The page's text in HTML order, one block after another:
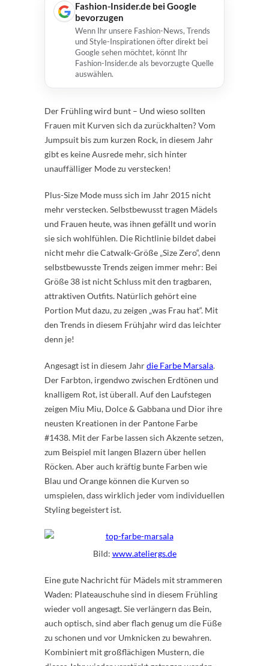
Fashion-Insider.de bei Google
bevorzugen
Wenn Ihr unsere Fashion-News, Trends
und Style-Inspirationen öfter direkt bei
Google sehen möchtet, könnt Ihr
Fashion-Insider.de als bevorzugte Quelle
auswählen.
Der Frühling wird bunt – Und wieso sollten
Frauen mit Kurven sich da zurückhalten? Vom
Jumpsuit bis zum kurzen Rock, in diesem Jahr
gibt es keine Ausrede mehr, sich hinter
unauffälliger Mode zu verstecken!
Plus-Size Mode muss sich im Jahr 2015 nicht
mehr verstecken. Selbstbewusst tragen Mädels
und Frauen heute, was ihnen gefällt und worin
sie sich wohlfühlen. Die Richtlinie bildet dabei
nicht mehr die Catwalk-Größe „Size Zero“, denn
selbstbewusste Trends zeigen immer mehr: Bei
Größe 38 ist nicht Schluss mit den tragbaren,
attraktiven Outfits. Natürlich gehört eine
Portion Mut dazu, zu zeigen „was Frau hat“. Mit
den Trends in diesem Frühjahr wird das leichter
denn je!
Angesagt ist in diesem Jahrdie Farbe Marsala.
Der Farbton, irgendwo zwischen Erdtönen und
knalligem Rot, ist überall. Auf den Laufstegen
zeigen Miu Miu, Dolce & Gabbana und Dior ihre
neusten Kreationen in der Pantone Farbe
#1438. Mit der Farbe lassen sich Akzente setzen,
zum Beispiel mit langen Blazern über hellen
Röcken. Aber auch kräftig bunte Farben wie
Blau und Orange können die Kurven so
umspielen, dass wirklich jeder vom individuellen
Styling begeistert ist.
Bild: www.ateliergs.de
Eine gute Nachricht für Mädels mit strammeren
Waden: Plateauschuhe sind in diesem Frühling
wieder voll angesagt. Sie verlängern das Bein,
auch optisch, sind aber flach genug um die Füße
zu schonen und vor Umknicken zu bewahren.
Kombiniert mit großflächigen Mustern, die